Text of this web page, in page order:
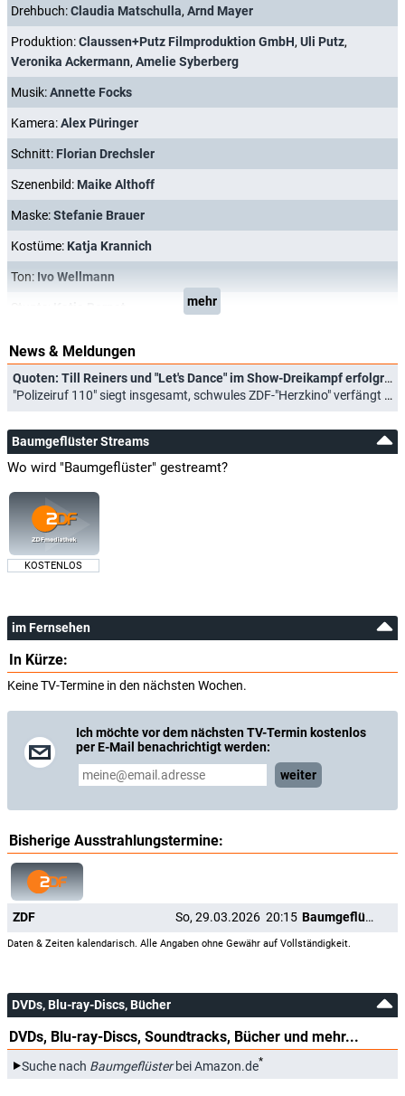
Drehbuch:Claudia Matschulla, Arnd Mayer
Produktion:Claussen+Putz Filmproduktion GmbH, Uli Putz,
Veronika Ackermann, Amelie Syberberg
Musik:Annette Focks
Kamera:Alex Püringer
Schnitt: Florian Drechsler
Szenenbild: Maike Althoff
Maske:Stefanie Brauer
Kostüme: Katja Krannich
Ton: Ivo Wellmann
mehr
News & Meldungen
Quoten: Till Reiners und "Let's Dance" im Show-Dreikampf erfolgreich, Henssler mit Allzeittief
"Polizeiruf 110" siegt insgesamt, schwules ZDF-"Herzkino" verfängt nicht (30.03.2026)
Baumgeflüster Streams
Wo wird "Baumgeflüster" gestreamt?
KOSTENLOS
im Fernsehen
In Kürze:
Keine TV-Termine in den nächsten Wochen.
Ich möchte vor dem nächsten TV-Termin kostenlos
per E-Mail benachrichtigt werden:
weiter
Bisherige Ausstrahlungstermine:
ZDF So, 29.03.2026 20:15 Baumgeflüster
Daten & Zeiten kalendarisch. Alle Angaben ohne Gewähr auf Vollständigkeit.
DVDs, Blu-ray-Discs, Bücher
DVDs, Blu-ray-Discs, Soundtracks, Bücher und mehr...
Suche nach Baumgeflüsterbei Amazon.de*